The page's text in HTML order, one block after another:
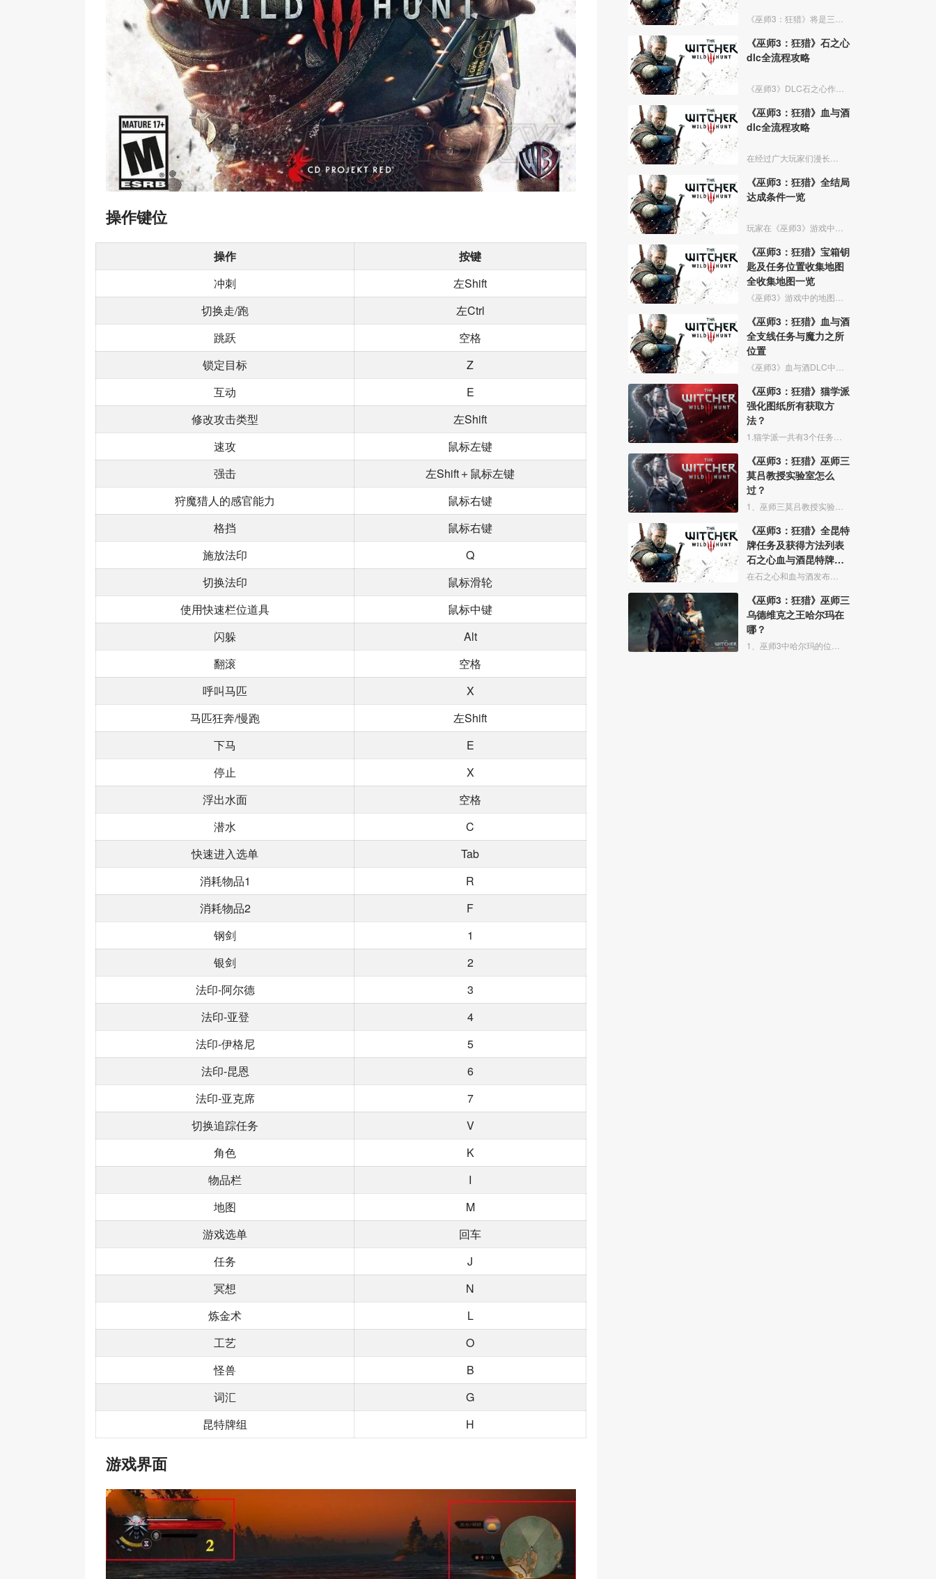
操作键位
操作
按键
冲刺
左Shift
切换走/跑
左Ctrl
跳跃
空格
锁定目标
Z
互动
E
修改攻击类型
左Shift
速攻
鼠标左键
强击
左Shift＋鼠标左键
狩魔猎人的感官能力
鼠标右键
格挡
鼠标右键
施放法印
Q
切换法印
鼠标滑轮
使用快速栏位道具
鼠标中键
闪躲
Alt
翻滚
空格
呼叫马匹
X
马匹狂奔/慢跑
左Shift
下马
E
停止
X
浮出水面
空格
潜水
C
快速进入选单
Tab
消耗物品1
R
消耗物品2
F
钢剑
1
银剑
2
法印-阿尔德
3
法印-亚登
4
法印-伊格尼
5
法印-昆恩
6
法印-亚克席
7
切换追踪任务
V
角色
K
物品栏
I
地图
M
游戏选单
回车
任务
J
冥想
N
炼金术
L
工艺
O
怪兽
B
词汇
G
昆特牌组
H
游戏界面
《巫师3：狂猎》石之心
dlc全流程攻略
《巫师3：狂猎》血与酒
dlc全流程攻略
《巫师3：狂猎》全结局
达成条件一览
《巫师3：狂猎》宝箱钥
匙及任务位置收集地图
全收集地图一览
《巫师3：狂猎》血与酒
全支线任务与魔力之所
位置
《巫师3：狂猎》猫学派
强化图纸所有获取方
法？
《巫师3：狂猎》巫师三
莫吕教授实验室怎么
过？
《巫师3：狂猎》全昆特
牌任务及获得方法列表
石之心血与酒昆特牌收
集攻略
《巫师3：狂猎》巫师三
乌德维克之王哈尔玛在
哪？